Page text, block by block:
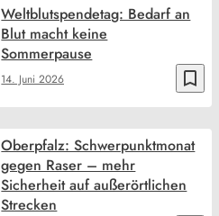
bookmark_border
14. Juni 2026
Weltblutspendetag: Bedarf an
Blut macht keine
Sommerpause
Oberpfalz: Schwerpunktmonat
gegen Raser – mehr
Sicherheit auf außerörtlichen
Strecken